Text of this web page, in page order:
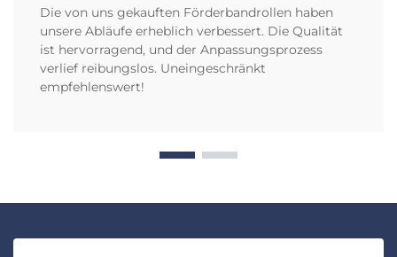
Die von uns gekauften Förderbandrollen haben
unsere Abläufe erheblich verbessert. Die Qualität
ist hervorragend, und der Anpassungsprozess
verlief reibungslos. Uneingeschränkt
empfehlenswert!